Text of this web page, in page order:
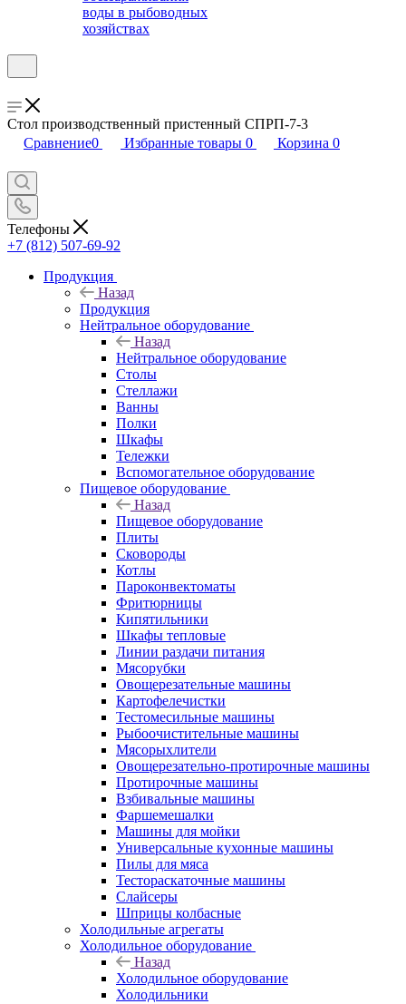
воды в рыбоводных
хозяйствах
Стол производственный пристенный СПРП-7-3
Сравнение0 Избранные товары 0 Корзина 0
Телефоны
+7 (812) 507-69-92
Продукция
Назад
Продукция
Нейтральное оборудование
Назад
Нейтральное оборудование
Столы
Стеллажи
Ванны
Полки
Шкафы
Тележки
Вспомогательное оборудование
Пищевое оборудование
Назад
Пищевое оборудование
Плиты
Сковороды
Котлы
Пароконвектоматы
Фритюрницы
Кипятильники
Шкафы тепловые
Линии раздачи питания
Мясорубки
Овощерезательные машины
Картофелечистки
Тестомесильные машины
Рыбоочистительные машины
Мясорыхлители
Овощерезательно-протирочные машины
Протирочные машины
Взбивальные машины
Фаршемешалки
Машины для мойки
Универсальные кухонные машины
Пилы для мяса
Тестораскаточные машины
Слайсеры
Шприцы колбасные
Холодильные агрегаты
Холодильное оборудование
Назад
Холодильное оборудование
Холодильники